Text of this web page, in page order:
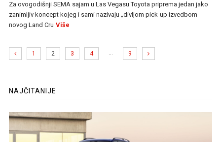
Za ovogodišnji SEMA sajam u Las Vegasu Toyota priprema jedan jako
zanimljiv koncept kojeg i sami nazivaju „divljom pick-up izvedbom
novog Land Cru Više
1 2 3 4 … 9
NAJČITANIJE